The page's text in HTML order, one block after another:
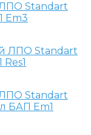
Standart
Em3
Standart
БАП Em1